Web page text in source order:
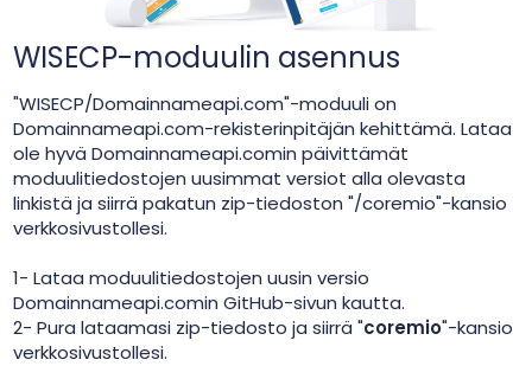
WISECP-moduulin asennus
"WISECP/Domainnameapi.com"-moduuli on
Domainnameapi.com-rekisterinpitäjän kehittämä. Lataa
ole hyvä Domainnameapi.comin päivittämät
moduulitiedostojen uusimmat versiot alla olevasta
linkistä ja siirrä pakatun zip-tiedoston "/coremio"-kansio
verkkosivustollesi.
1- Lataa moduulitiedostojen uusin versio
Domainnameapi.comin GitHub-sivun kautta.
2- Pura lataamasi zip-tiedosto ja siirrä "coremio"-kansio
verkkosivustollesi.